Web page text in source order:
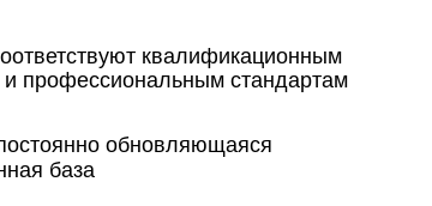
квалификационным
профессиональным стандартам
обновляющаяся
база